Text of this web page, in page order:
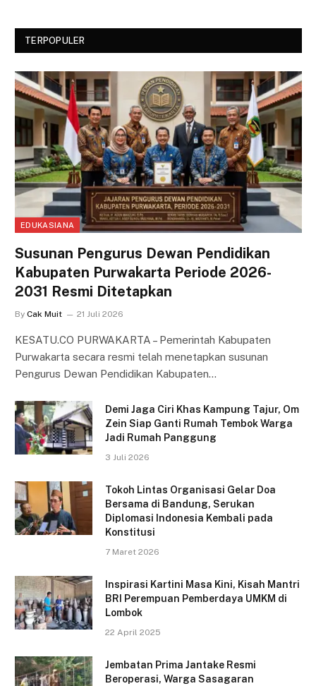
TERPOPULER
EDUKASIANA
Susunan Pengurus Dewan Pendidikan
Kabupaten Purwakarta Periode 2026-
2031 Resmi Ditetapkan
By Cak Muit 21 Juli 2026
KESATU.CO PURWAKARTA – Pemerintah Kabupaten
Purwakarta secara resmi telah menetapkan susunan
Pengurus Dewan Pendidikan Kabupaten…
Demi Jaga Ciri Khas Kampung Tajur, Om
Zein Siap Ganti Rumah Tembok Warga
Jadi Rumah Panggung
3 Juli 2026
Tokoh Lintas Organisasi Gelar Doa
Bersama di Bandung, Serukan
Diplomasi Indonesia Kembali pada
Konstitusi
7 Maret 2026
Inspirasi Kartini Masa Kini, Kisah Mantri
BRI Perempuan Pemberdaya UMKM di
Lombok
22 April 2025
Jembatan Prima Jantake Resmi
Beroperasi, Warga Sasagaran